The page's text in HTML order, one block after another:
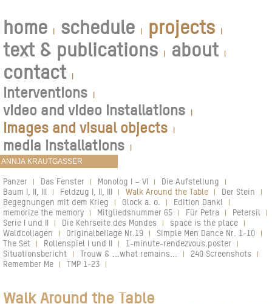
home | schedule | projects |
text & publications | about |
contact |
interventions |
video and video installations |
images and visual objects |
media installations |
Panzer | Das Fenster | Monolog I – VI | Die Aufstellung |
Baum I, II, III | Feldzug I, II, III | Walk Around the Table | Der Stein |
Begegnungen mit dem Krieg | Glock a. o. | Edition Dankl |
memorize the memory | Mitgliedsnummer 65 | Für Petra | Petersil |
Serie I und II | Die Kehrseite des Mondes | space is the place |
Waldcollagen | Originalbeilage Nr.19 | Simple Men Dance Nr. 1-10 |
The Set | Rollenspiel I und II | 1-minute-rendezvous.poster |
Situationsbericht | Trouw & ...what remains... | 240 Screenshots |
Remember Me | TMP 1-23 |
Walk Around the Table